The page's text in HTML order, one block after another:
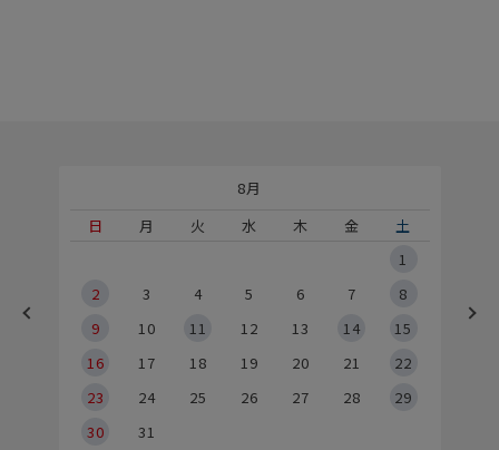
8月
日
月 火 水 木 金
土
1
2
3 4 5 6 7
8
9
10 11 12 13 14
15
16
17 18 19 20 21
22
23
24 25 26 27 28
29
30
31